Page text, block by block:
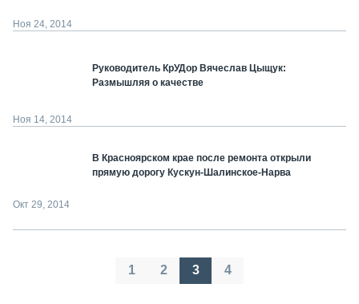
Ноя 24, 2014
Руководитель КрУДор Вячеслав Цыщук:
Размышляя о качестве
Ноя 14, 2014
В Красноярском крае после ремонта открыли
прямую дорогу Кускун-Шалинское-Нарва
Окт 29, 2014
Пагинация
1 2 3 4